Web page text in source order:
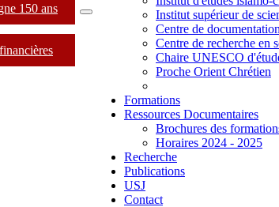
150 ans
Institut supérieur de
Centre de
Centre de recherche en
Chaire UNESCO
Proche Orient Chrétien
Formations
Ressources Documentaires
Brochures des
Horaires 2024 - 2025
Recherche
Publications
USJ
Contact